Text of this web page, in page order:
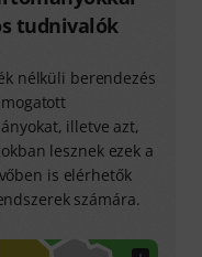
tudnivalók
nélküli berendezés
illetve azt,
lesznek ezek a
is elérhetők
számára.